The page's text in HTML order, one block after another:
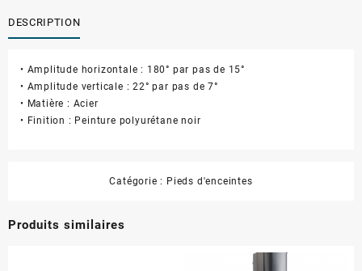
DESCRIPTION
• Amplitude horizontale : 180° par pas de 15°
• Amplitude verticale : 22° par pas de 7°
• Matière : Acier
• Finition : Peinture polyurétane noir
Catégorie : Pieds d'enceintes
Produits similaires